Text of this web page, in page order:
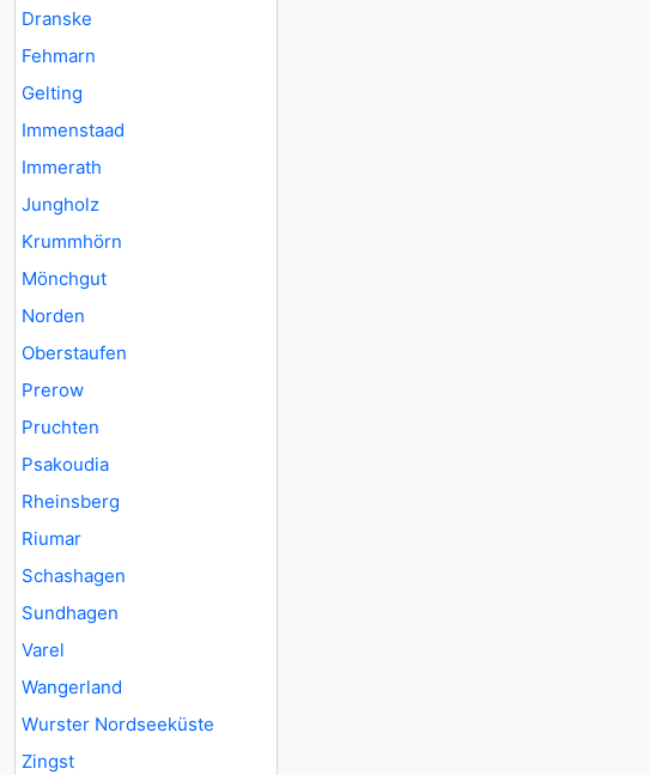
Dranske
Fehmarn
Gelting
Immenstaad
Immerath
Jungholz
Krummhörn
Mönchgut
Norden
Oberstaufen
Prerow
Pruchten
Psakoudia
Rheinsberg
Riumar
Schashagen
Sundhagen
Varel
Wangerland
Wurster Nordseeküste
Zingst